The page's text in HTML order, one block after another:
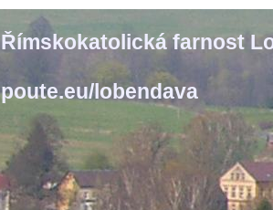
Římskokatolická farnost
poute.eu/lobendava